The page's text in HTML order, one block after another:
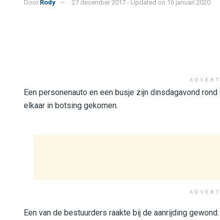
Door Rody 27 december 2017 - Updated on 16 januari 2020
Een personenauto en een busje zijn dinsdagavond
elkaar in botsing gekomen.
Een van de bestuurders raakte bij de aanrijding